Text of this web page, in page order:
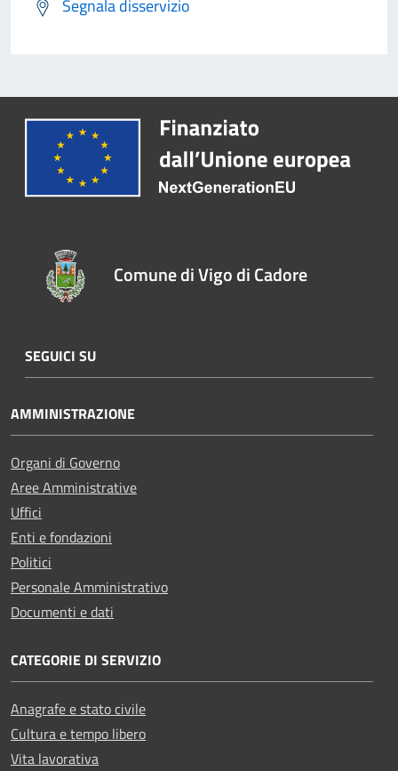
Segnala disservizio
Comune di Vigo di Cadore
SEGUICI SU
AMMINISTRAZIONE
Organi di Governo
Aree Amministrative
Uffici
Enti e fondazioni
Politici
Personale Amministrativo
Documenti e dati
CATEGORIE DI SERVIZIO
Anagrafe e stato civile
Cultura e tempo libero
Vita lavorativa